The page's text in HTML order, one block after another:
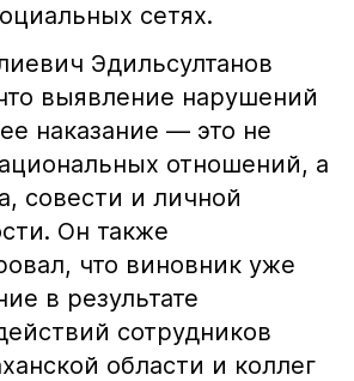
сетях.
Эдильсултанов
выявление нарушений
наказание — это не
отношений, а
совести и личной
Он также
что виновник уже
в результате
сотрудников
области и коллег